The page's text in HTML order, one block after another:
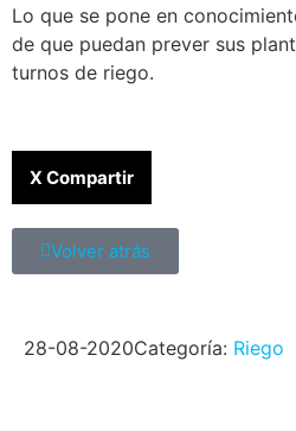
Lo que se pone en
de que puedan prever sus
turnos de riego.
X Compartir
Volver atrás
28-08-2020Categoría: Riego